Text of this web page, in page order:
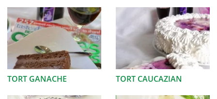
TORT GANACHE TORT CAUCAZIAN